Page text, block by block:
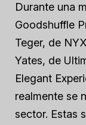
Durante una
Goodshuffle
Teger, de
Yates, de
Elegant
realmente se
sector. Estas